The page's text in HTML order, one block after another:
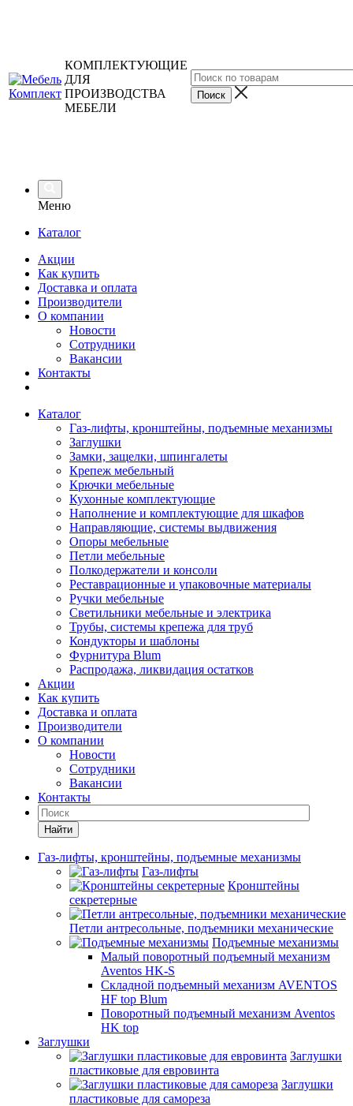
КОМПЛЕКТУЮЩИЕ
ДЛЯ
ПРОИЗВОДСТВА
МЕБЕЛИ
Меню
Каталог
Акции
Как купить
Доставка и оплата
Производители
О компании
Новости
Сотрудники
Вакансии
Контакты
Каталог
Газ-лифты, кронштейны, подъемные механизмы
Заглушки
Замки, защелки, шпингалеты
Крепеж мебельный
Крючки мебельные
Кухонные комплектующие
Наполнение и комплектующие для шкафов
Направляющие, системы выдвижения
Опоры мебельные
Петли мебельные
Полкодержатели и консоли
Реставрационные и упаковочные материалы
Ручки мебельные
Светильники мебельные и электрика
Трубы, системы крепежа для труб
Кондукторы и шаблоны
Фурнитура Blum
Распродажа, ликвидация остатков
Акции
Как купить
Доставка и оплата
Производители
О компании
Новости
Сотрудники
Вакансии
Контакты
Найти
Газ-лифты, кронштейны, подъемные механизмы
Газ-лифты
Кронштейны
секретерные
Петли антресольные, подъемники механические
Подъемные механизмы
Малый поворотный подъемный механизм
Aventos HK-S
Складной подъемный механизм AVENTOS
HF top Blum
Поворотный подъемный механизм Aventos
HK top
Заглушки
Заглушки
пластиковые для евровинта
Заглушки
пластиковые для самореза